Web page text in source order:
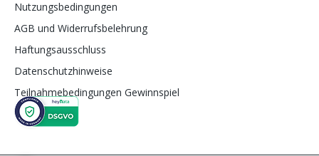
Nutzungsbedingungen
AGB und Widerrufsbelehrung
Haftungsausschluss
Datenschutzhinweise
Teilnahmebedingungen Gewinnspiel